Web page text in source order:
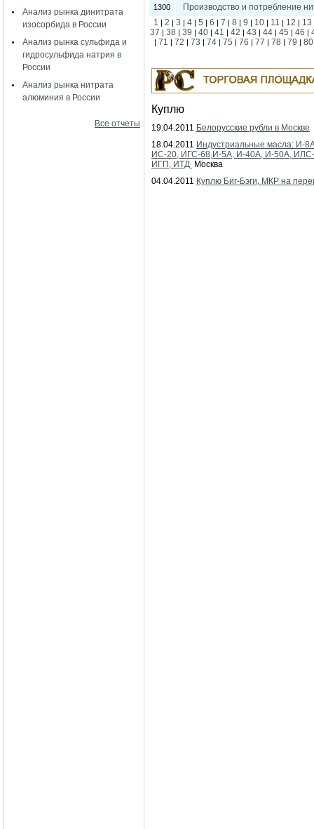
Анализ рынка динитрата
изосорбида в России
Анализ рынка сульфида и
гидросульфида натрия в
России
Анализ рынка нитрата
алюминия в России
Все отчеты
1300
Производство и потребление
1 |2 |3 |4 |5 |6 |7 |8 |9 | 10 | 11 | 12 | 13
37 |38 |39 |40 |41 |42 |43 |44 |45 |46 |
| 71 | 72 | 73 | 74 | 75 | 76 | 77 | 78 | 79 | 80
Куплю
19.04.2011 Белорусские рубли в Москве
18.04.2011 Индустриальные масла: И-
ИС-20, ИГС-68,И-5А, И-40А, И-50А,
ИГП, ИТД Москва
04.04.2011 Куплю Биг-Бэги, МКР на